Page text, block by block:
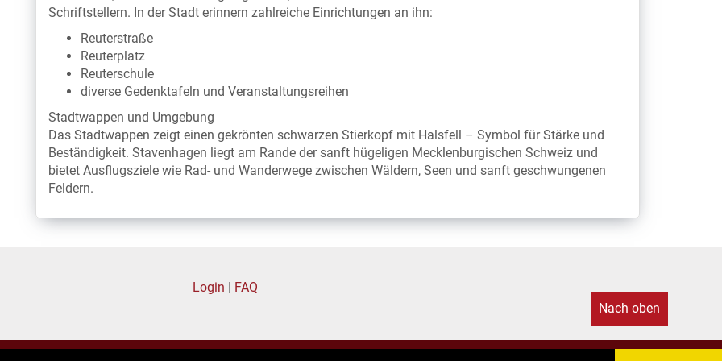
Schriftstellern. In der Stadt erinnern zahlreiche Einrichtungen an ihn:
Reuterstraße
Reuterplatz
Reuterschule
diverse Gedenktafeln und Veranstaltungsreihen
Stadtwappen und Umgebung
Das Stadtwappen zeigt einen gekrönten schwarzen Stierkopf mit Halsfell – Symbol für Stärke und
Beständigkeit. Stavenhagen liegt am Rande der sanft hügeligen Mecklenburgischen Schweiz und
bietet Ausflugsziele wie Rad- und Wanderwege zwischen Wäldern, Seen und sanft geschwungenen
Feldern.
Login | FAQ
Nach oben